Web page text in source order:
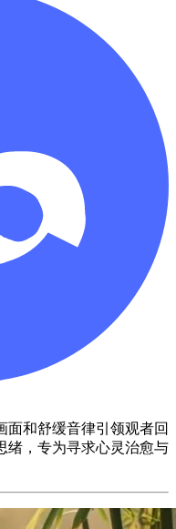
面和舒缓音律引领观者回
绪，专为寻求心灵治愈与